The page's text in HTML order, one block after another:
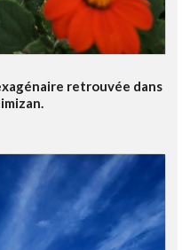
retrouvée dans